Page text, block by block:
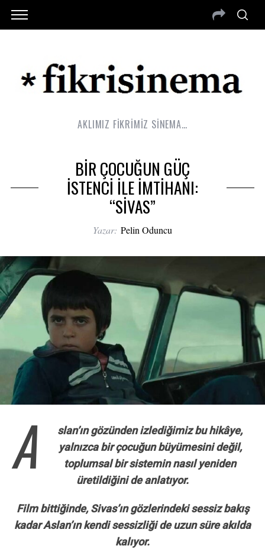
AKLIMIZ FİKRİMİZ SİNEMA…
BİR ÇOCUĞUN GÜÇ
İSTENCİ İLE İMTİHANI:
“SİVAS”
Yazar: Pelin Oduncu
A
slan’ın gözünden izlediğimiz bu hikâye,
yalnızca bir çocuğun büyümesini değil,
toplumsal bir sistemin nasıl yeniden
üretildiğini de anlatıyor.
Film bittiğinde, Sivas’ın gözlerindeki sessiz bakış
kadar Aslan’ın kendi sessizliği de uzun süre akılda
kalıyor.